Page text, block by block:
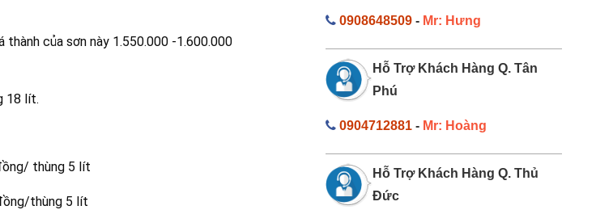
thành của sơn này 1.550.000 -1.600.000
18 lít.
thùng 5 lít
thùng 5 lít
0908648509- Mr: Hưng
Hỗ Trợ Khách Hàng Q. Tân
Phú
0904712881- Mr: Hoàng
Hỗ Trợ Khách Hàng Q. Thủ
Đức